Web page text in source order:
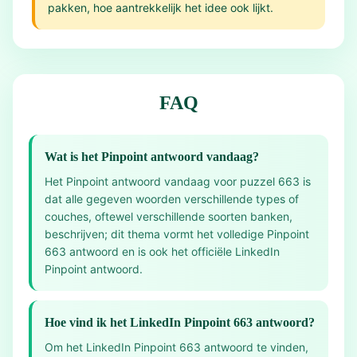
pakken, hoe aantrekkelijk het idee ook lijkt.
FAQ
Wat is het Pinpoint antwoord vandaag?
Het Pinpoint antwoord vandaag voor puzzel 663 is
dat alle gegeven woorden verschillende types of
couches, oftewel verschillende soorten banken,
beschrijven; dit thema vormt het volledige Pinpoint
663 antwoord en is ook het officiële LinkedIn
Pinpoint antwoord.
Hoe vind ik het LinkedIn Pinpoint 663 antwoord?
Om het LinkedIn Pinpoint 663 antwoord te vinden,